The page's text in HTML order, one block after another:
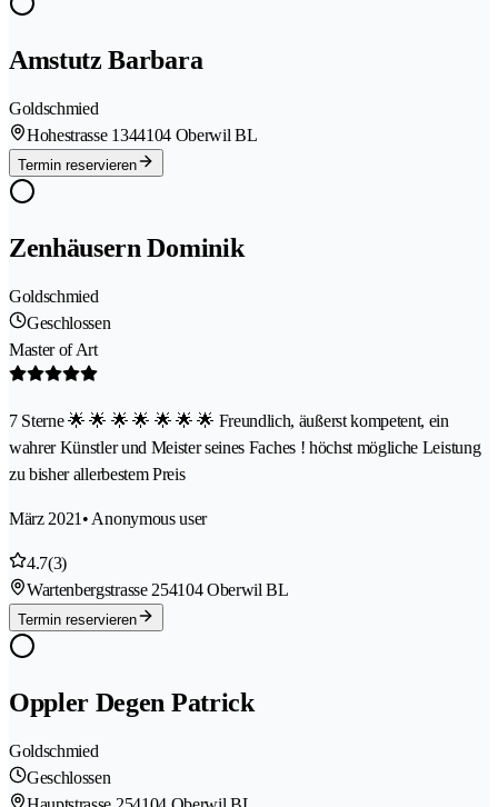
Amstutz Barbara
Goldschmied
Hohestrasse 1344104 Oberwil BL
Termin reservieren
Zenhäusern Dominik
Goldschmied
Geschlossen
Master of Art
7 Sterne 🌟 🌟 🌟 🌟 🌟 🌟 🌟 Freundlich, äußerst kompetent, ein
wahrer Künstler und Meister seines Faches ! höchst mögliche Leistung
zu bisher allerbestem Preis
März 2021 • Anonymous user
4.7(3)
Wartenbergstrasse 254104 Oberwil BL
Termin reservieren
Oppler Degen Patrick
Goldschmied
Geschlossen